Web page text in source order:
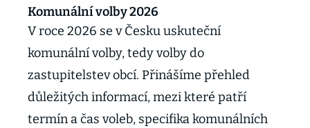
Komunální volby 2026
V roce 2026 se v Česku uskuteční
komunální volby, tedy volby do
zastupitelstev obcí. Přinášíme přehled
důležitých informací, mezi které patří
termín a čas voleb, specifika komunálních